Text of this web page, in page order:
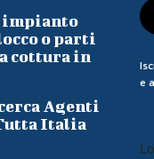
o parti
cottura in
Agenti
Italia
e